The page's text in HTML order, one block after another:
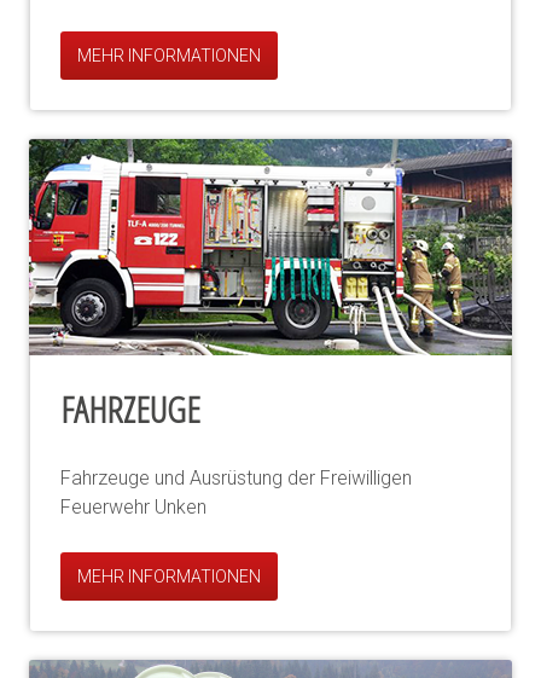
MEHR INFORMATIONEN
FAHRZEUGE
Fahrzeuge und Ausrüstung der Freiwilligen
Feuerwehr Unken
MEHR INFORMATIONEN